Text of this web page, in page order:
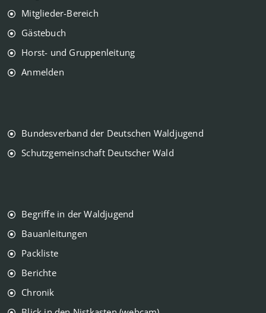
Mitglieder-Bereich
Gästebuch
Horst- und Gruppenleitung
Anmelden
Bundesverband der Deutschen Waldjugend
Schutzgemeinschaft Deutscher Wald
Begriffe in der Waldjugend
Bauanleitungen
Packliste
Berichte
Chronik